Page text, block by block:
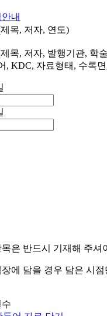
내
목, 저자, 연도)
목, 저자, 발행기관, 학
, KDC, 자료형태, 수록
은 반드시 기재해 주셔
에 담을 경우 담은 시